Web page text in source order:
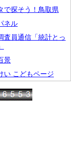
で探そう！鳥取県
ネル
査員通信「統計とっ
景
い こどもページ